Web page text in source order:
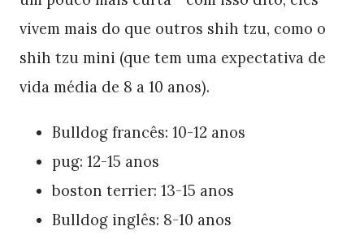
vivem mais do que outros shih tzu, como o
shih tzu mini (que tem uma expectativa de
vida média de 8 a 10 anos).
Bulldog francês: 10-12 anos
pug: 12-15 anos
boston terrier: 13-15 anos
Bulldog inglês: 8-10 anos